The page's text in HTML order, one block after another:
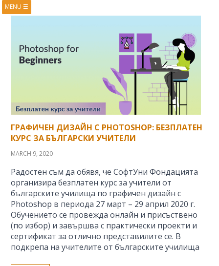
MENU ☰
COURSES
VIDEOS
PRESENTATIONS
RESEARCH
PUBLICATIONS
RSS FEED
ГРАФИЧЕН ДИЗАЙН С PHOTOSHOP: БЕЗПЛАТЕН
КУРС ЗА БЪЛГАРСКИ УЧИТЕЛИ
MARCH 9, 2020
Радостен съм да обявя, че СофтУни Фондацията
организира безплатен курс за учители от
българските училища по графичен дизайн с
Photoshop в периода 27 март – 29 април 2020 г.
Обучението се провежда онлайн и присъствено
(по избор) и завършва с практически проекти и
сертификат за отлично представилите се. В
подкрепа на учителите от българските училища